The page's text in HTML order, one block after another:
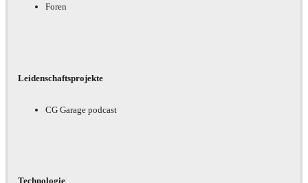
Foren
Leidenschaftsprojekte
CG Garage podcast
Technologie